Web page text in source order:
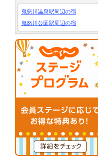
鬼怒川温泉駅周辺の宿
鬼怒川公園駅周辺の宿